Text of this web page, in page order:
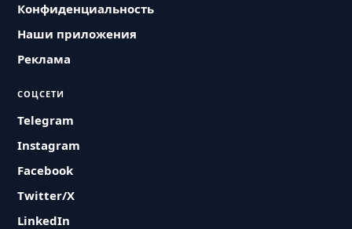
Конфиденциальность
Наши приложения
Реклама
СОЦСЕТИ
Telegram
Instagram
Facebook
Twitter/X
LinkedIn